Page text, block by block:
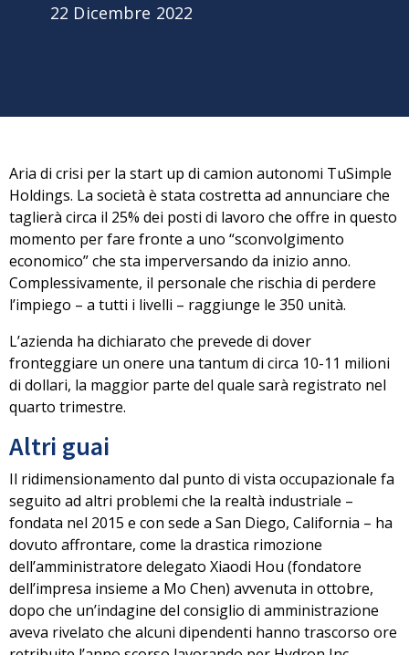
22 Dicembre 2022
Aria di crisi per la start up di camion autonomi TuSimple
Holdings. La società è stata costretta ad annunciare che
taglierà circa il 25% dei posti di lavoro che offre in questo
momento per fare fronte a uno “sconvolgimento
economico” che sta imperversando da inizio anno.
Complessivamente, il personale che rischia di perdere
l’impiego – a tutti i livelli – raggiunge le 350 unità.
L’azienda ha dichiarato che prevede di dover
fronteggiare un onere una tantum di circa 10-11 milioni
di dollari, la maggior parte del quale sarà registrato nel
quarto trimestre.
Altri guai
Il ridimensionamento dal punto di vista occupazionale fa
seguito ad altri problemi che la realtà industriale –
fondata nel 2015 e con sede a San Diego, California – ha
dovuto affrontare, come la drastica rimozione
dell’amministratore delegato Xiaodi Hou (fondatore
dell’impresa insieme a Mo Chen) avvenuta in ottobre,
dopo che un’indagine del consiglio di amministrazione
aveva rivelato che alcuni dipendenti hanno trascorso ore